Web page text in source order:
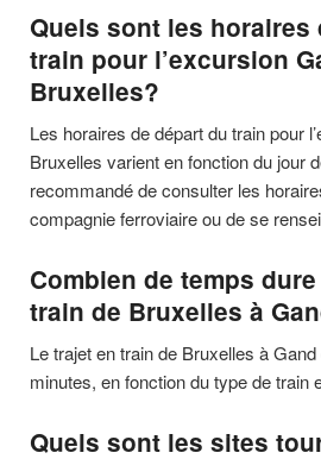
Quels sont les horaires
train pour l’excursion
Bruxelles?
Les horaires de départ du train pour
Bruxelles varient en fonction du jour
recommandé de consulter les
compagnie ferroviaire ou de se
Combien de temps
train de Bruxelles à
Le trajet en train de Bruxelles à
minutes, en fonction du type de train
Quels sont les sites